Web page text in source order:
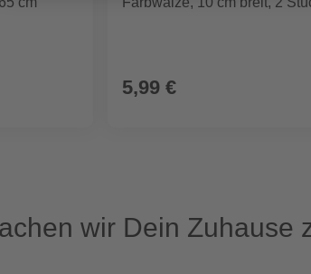
5,99 €
wir Dein Zuhause